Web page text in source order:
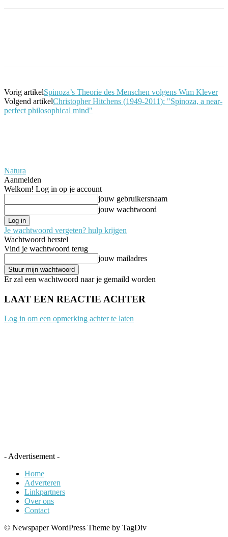
Vorig artikelSpinoza’s Theorie des Menschen volgens Wim Klever
Volgend artikelChristopher Hitchens (1949-2011): "Spinoza, a near-
perfect philosophical mind"
Natura
Aanmelden
Welkom! Log in op je account
jouw gebruikersnaam
jouw wachtwoord
Je wachtwoord vergeten? hulp krijgen
Wachtwoord herstel
Vind je wachtwoord terug
jouw mailadres
Er zal een wachtwoord naar je gemaild worden
LAAT EEN REACTIE ACHTER
Log in om een opmerking achter te laten
- Advertisement -
Home
Adverteren
Linkpartners
Over ons
Contact
© Newspaper WordPress Theme by TagDiv